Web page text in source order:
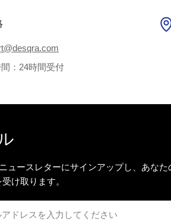
：24時間受付
ュースレターにサインアップし、あなた
け取ります。